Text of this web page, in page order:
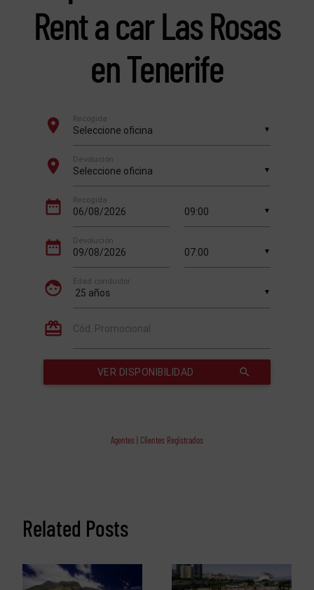
Rent a car Las Rosas
en Tenerife
Agentes | Clientes Registrados
Related Posts